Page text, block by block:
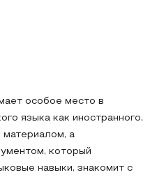
особое место в
языка как иностранного,
материалом, а
который
навыки, знакомит с